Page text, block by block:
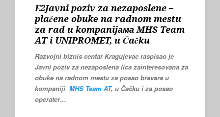
E2Javni poziv za nezaposlene –
plaćene obukе na radnom mestu
za rad u kompanijама MHS Team
AT i UNIPROMET, u Čačku
Razvojni biznis centar Kragujevac raspisao je
Javni poziv za nezaposlena lica zainteresovana za
obuke na radnom mestu za posao bravara u
kompaniji MHS Team AT, u Čačku i za posao
operater…